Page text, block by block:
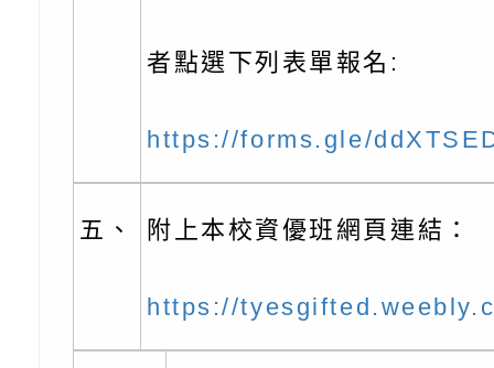
代的親職教養」海報
委託辦理「2026臺
摩據點視覺設計競賽
檢送桃園市政府LED
字稿
函轉教育部訂於115
(星期六)下午2時至5
立臺灣科學教育館（
林區士商路189號）
理「115年度515國
導及系列座談活動」
檢送本市115學年度
術才能音樂班鑑定二
章
函轉本府新聞處115
安全宣導
檢送本府新聞處115
安全宣導
有關衛生福利部辦
逆境少年家庭支持服
轉知社團法人中華民
者點選下列表單報名:
https://forms.gle/
五、 附上本校資優班網頁連結：
https://